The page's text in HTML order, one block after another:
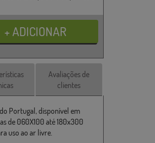
Avaliações de
clientes
Portugal, disponível em
de 060X100 até 180x300
uso ao ar livre.